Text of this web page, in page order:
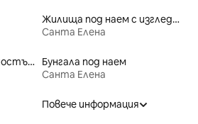
Жилища под наем с изглед към плажа
Санта Елена
Жилища под наем с достъп до плажа
Бунгала под наем
Санта Елена
Повече информация